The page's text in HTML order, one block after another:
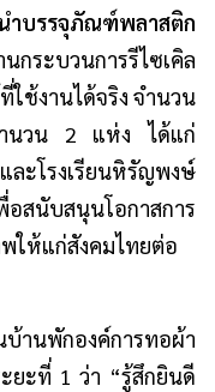
ำบรรจุภัณฑ์พลาสติก
ระบวนการรีไซเคิล
ใช้งานได้จริง จำนวน
นวน 2 แห่ง ได้แก่
ะโรงเรียนหิรัญพงษ์
นับสนุนโอกาสการ
ให้แก่สังคมไทยต่อ
นพักองค์การทอผ้า
ยะที่ 1 ว่า “รู้สึกยินดี